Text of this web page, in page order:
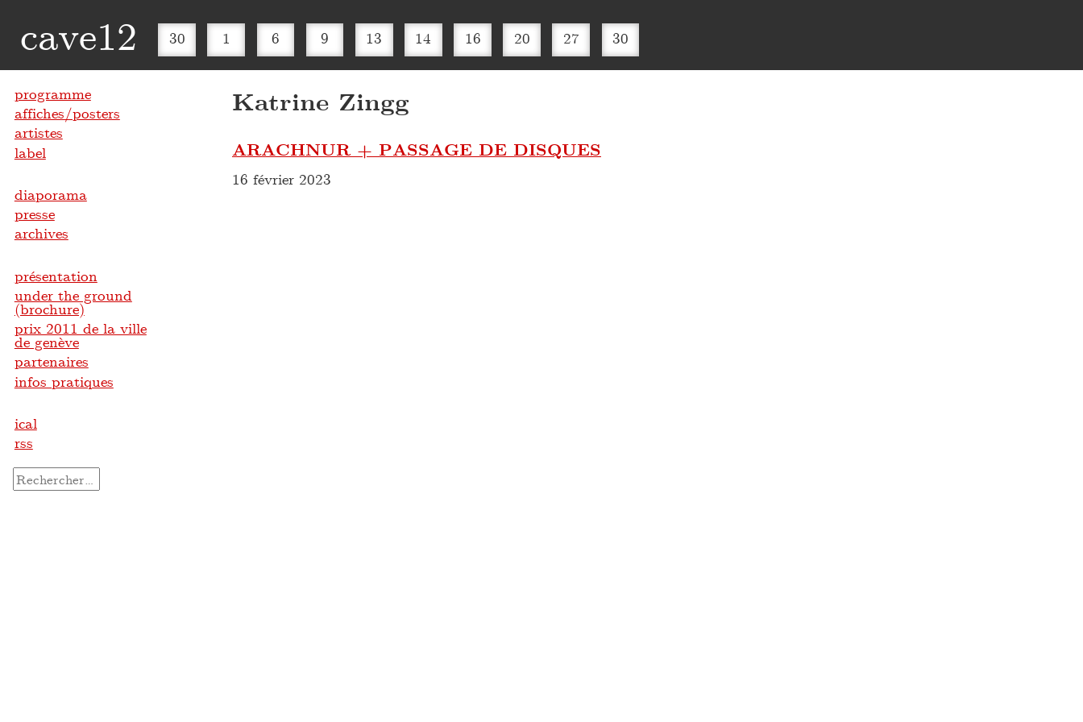
cave12 30 1 6 9 13 14 16 20 27 30
Katrine Zingg
ARACHNUR + PASSAGE DE DISQUES
16 février 2023
programme
affiches/posters
artistes
label
diaporama
presse
archives
présentation
under the ground
(brochure)
prix 2011 de la ville
de genève
partenaires
infos pratiques
ical
rss
Rechercher :